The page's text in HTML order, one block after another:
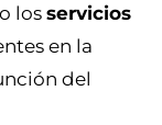
los servicios
en la
del